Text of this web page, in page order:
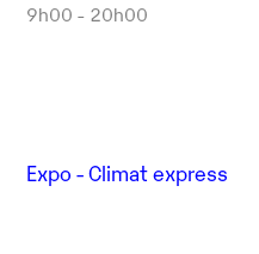
9h00 - 20h00
Expo - Climat express